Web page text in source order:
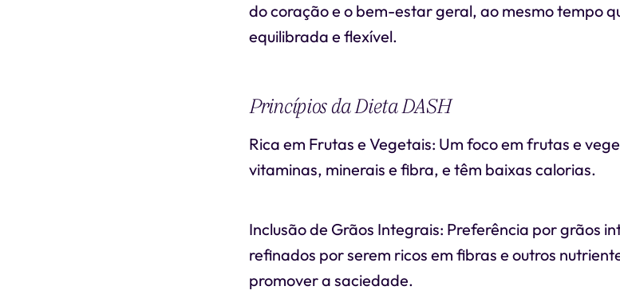
do coração e o bem-estar geral, ao mesmo tempo
equilibrada e flexível.
Princípios da Dieta DASH
Rica em Frutas e Vegetais: Um foco em frutas e
vitaminas, minerais e fibra, e têm baixas calorias.
Inclusão de Grãos Integrais: Preferência por grãos
refinados por serem ricos em fibras e outros
promover a saciedade.